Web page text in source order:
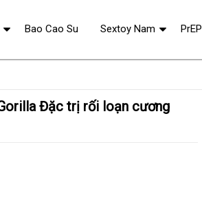
Bao Cao Su Sextoy Nam PrEP